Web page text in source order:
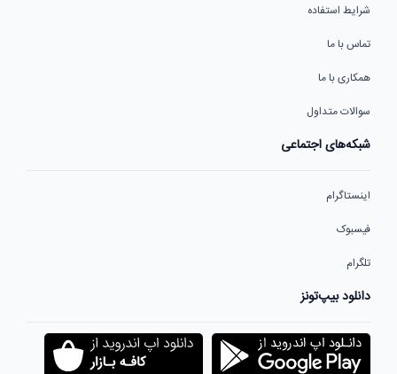
شرایط استفاده
تماس با ما
همکاری با ما
سوالات متداول
شبکه‌های اجتماعی
اینستاگرام
فیسبوک
تلگرام
دانلود بیپ‌تونز